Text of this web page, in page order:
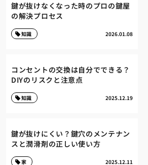
鍵が抜けなくなった時のプロの鍵屋
の解決プロセス
2026.01.08
知識
コンセントの交換は自分でできる？
DIYのリスクと注意点
2025.12.19
知識
鍵が抜けにくい？鍵穴のメンテナン
スと潤滑剤の正しい使い方
2025.12.11
家